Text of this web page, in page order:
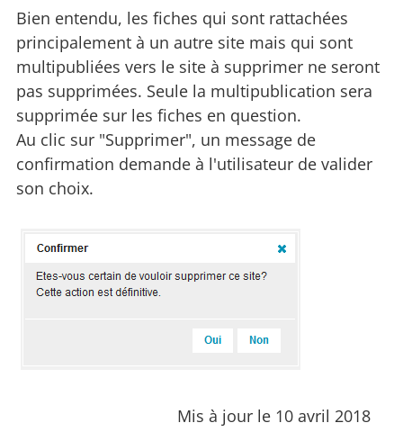
Bien entendu, les fiches qui sont rattachées
principalement à un autre site mais qui sont
multipubliées vers le site à supprimer ne seront
pas supprimées. Seule la multipublication sera
supprimée sur les fiches en question.
Au clic sur "Supprimer", un message de
confirmation demande à l'utilisateur de valider
son choix.
Mis à jour le 10 avril 2018